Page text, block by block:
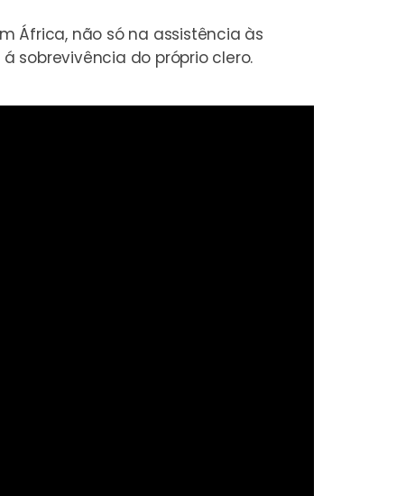
África, não só na assistência às
sobrevivência do próprio clero.